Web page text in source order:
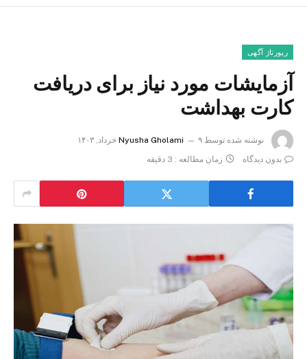
رپورتاژ آگهی
آزمایشات مورد نیاز برای دریافت
کارت بهداشت
نوشته شده توسط Nyusha Gholami
۹ خرداد, ۱۴۰۳
بدون دیدگاه
زمان مطالعه : 3 دقیقه